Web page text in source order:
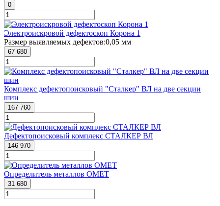
0
Электроискровой дефектоскоп Корона 1
Размер выявляемых дефектов:0,05 мм
67 680
Комплекс дефектопоисковый "Сталкер" ВЛ на две секции
шин
167 760
Дефектопоисковый комплекс СТАЛКЕР ВЛ
146 970
Определитель металлов ОМЕТ
31 680